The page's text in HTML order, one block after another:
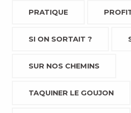
PRATIQUE
SI ON SORTAIT ?
SUR NOS CHEMINS
TAQUINER LE GOUJON